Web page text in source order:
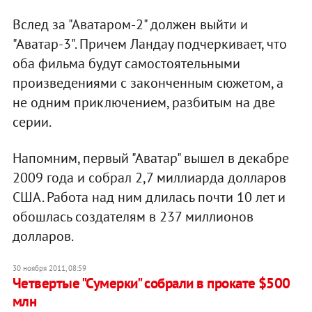
Вслед за "Аватаром-2" должен выйти и
"Аватар-3". Причем Ландау подчеркивает, что
оба фильма будут самостоятельными
произведениями с законченным сюжетом, а
не одним приключением, разбитым на две
серии.
Напомним, первый "Аватар" вышел в декабре
2009 года и собрал 2,7 миллиарда долларов
США. Работа над ним длилась почти 10 лет и
обошлась создателям в 237 миллионов
долларов.
30 ноября 2011, 08:59
Четвертые "Сумерки" собрали в прокате $500
млн